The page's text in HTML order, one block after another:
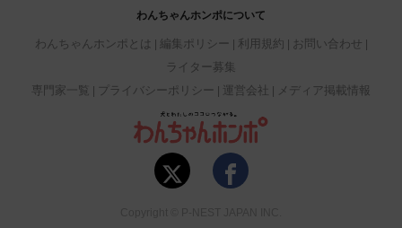
わんちゃんホンポについて
わんちゃんホンポとは 編集ポリシー 利用規約
お問い合わせ
ライター募集
専門家一覧
プライバシーポリシー 運営会社 メディア掲載情報